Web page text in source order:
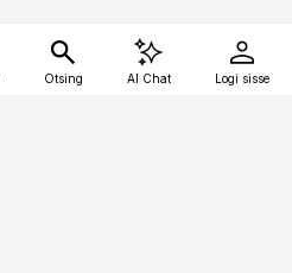
Otsing AI Chat Logi sisse